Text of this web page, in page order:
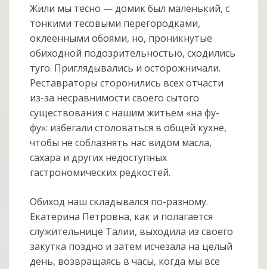
Жили мы тесно — домик был маленький, с
тонкими тесовыми перегородками,
оклеенными обоями, но, проникнутые
обиходной подозрительностью, сходились
туго. Приглядывались и осторожничали.
Реставраторы сторонились всех отчасти
из-за несравнимости своего сытого
существования с нашим житьем «на фу-
фу»: избегали столоваться в общей кухне,
чтобы не соблазнять нас видом масла,
сахара и других недоступных
гастрономических редкостей.
Обиход наш складывался по-разному.
Екатерина Петровна, как и полагается
служительнице Талии, выходила из своего
закутка поздно и затем исчезала на целый
день, возвращаясь в часы, когда мы все